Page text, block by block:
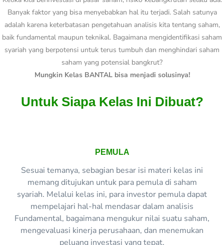
Banyak faktor yang bisa menyebabkan hal itu terjadi. Salah satunya
adalah karena keterbatasan pengetahuan analisis kita tentang saham,
baik fundamental maupun teknikal. Bagaimana mengidentifikasi saham
syariah yang berpotensi untuk terus tumbuh dan menghindari saham
saham yang potensial bangkrut?
Mungkin Kelas BANTAL bisa menjadi solusinya!
Untuk Siapa Kelas Ini Dibuat?
PEMULA
Sesuai temanya, sebagian besar isi materi kelas ini
memang ditujukan untuk para pemula di saham
syariah. Melalui kelas ini, para investor pemula dapat
mempelajari hal-hal mendasar dalam analisis
Fundamental, bagaimana mengukur nilai suatu saham,
mengevaluasi kinerja perusahaan, dan menemukan
peluang investasi yang tepat.